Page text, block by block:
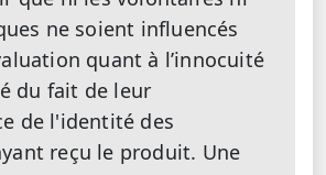
ne soient influencés
quant à l’innocuité
du fait de leur
de l'identité des
reçu le produit. Une